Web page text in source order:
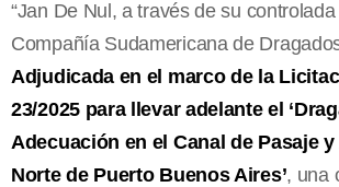
“Jan De Nul, a través de su
Compañía Sudamericana de
Adjudicada en el marco de la
23/2025 para llevar adelante el
Adecuación en el Canal de Pasaje
Norte de Puerto Buenos Aires’, una